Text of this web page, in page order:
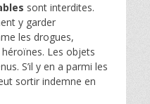
sont interdites.
y garder
les drogues,
Les objets
S’il y en a parmi les
sortir indemne en